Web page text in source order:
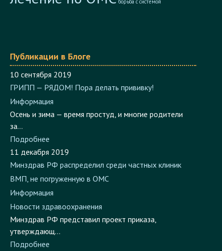
10 сентября 2019
ГРИПП — РЯДОМ! Пора делать прививку!
Информация
Осень и зима — время простуд, и многие родители
за...
Подробнее
11 декабря 2019
Минздрав РФ распределил среди частных клиник
ВМП, не погруженную в ОМС
Информация
Новости здравоохранения
Минздрав РФ представил проект приказа,
утверждающ...
Подробнее